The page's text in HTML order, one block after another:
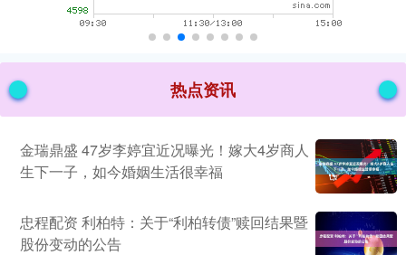
热点资讯
金瑞鼎盛 47岁李婷宜近况曝光！嫁大4岁商人
生下一子，如今婚姻生活很幸福
忠程配资 利柏特：关于“利柏转债”赎回结果暨
股份变动的公告